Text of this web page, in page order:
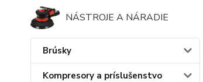
NÁSTROJE A NÁRADIE
Brúsky
Kompresory a príslušenstvo